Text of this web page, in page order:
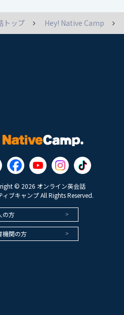
トップ Hey! Native Camp
© 2026 オンライン英会話
ィブキャンプ All Rights Reserved.
の方
機関の方